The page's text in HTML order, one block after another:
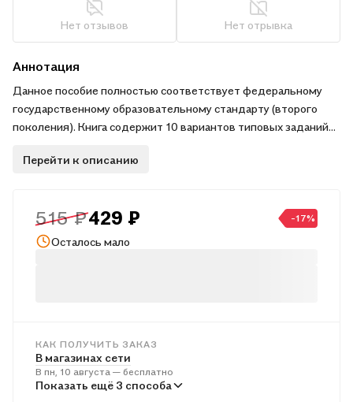
Нет отзывов Нет отрывка
Аннотация
Данное пособие полностью соответствует федеральному
государственному образовательному стандарту (второго
поколения). Книга содержит 10 вариантов типовых заданий
для учащихся 8-х классов. Сборник предназначен учащимся
работе по математике.
Перейти к описанию
515 ₽429 ₽ -17%
Осталось мало
КАК ПОЛУЧИТЬ ЗАКАЗ
В магазинах сети
В пн, 10 августа — бесплатно
В пунктах выдачи
Показать ещё 3 способа